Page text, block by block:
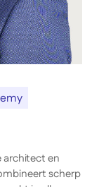
architect en
scherp